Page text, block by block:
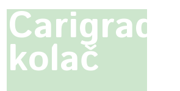
Carigradski
kolač